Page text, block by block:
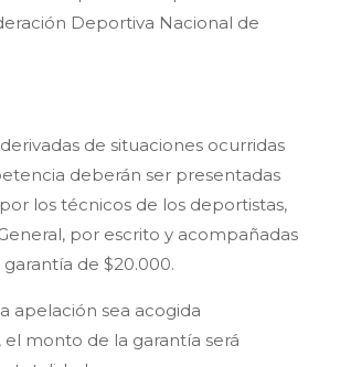
Deportiva Nacional de
de situaciones ocurridas
deberán ser presentadas
los técnicos de los deportistas,
por escrito y acompañadas
de $20.000.
apelación sea acogida
monto de la garantía será